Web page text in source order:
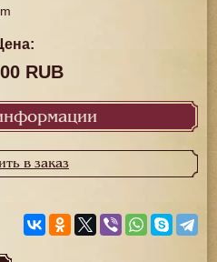
RUB
в заказ